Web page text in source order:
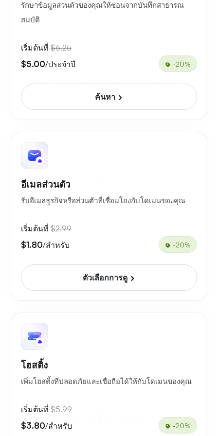
รักษาข้อมูลส่วนตัวของคุณให้ซ่อนจากบันทึกสาธารณ
สมบัติ
เริ่มต้นที่ $6.25
$5.00/ประจำปี -20%
ค้นหา
อีเมลส่วนตัว
รับอีเมลธุรกิจหรือส่วนตัวที่เชื่อมโยงกับโดเมนของคุณ
เริ่มต้นที่ $2.99
$1.80/สำหรับ -20%
ตัวเลือกการดู
โฮสติ้ง
เพิ่มโฮสติ้งที่ปลอดภัยและเชื่อถือได้ให้กับโดเมนของคุณ
เริ่มต้นที่ $5.99
$3.80/สำหรับ -20%